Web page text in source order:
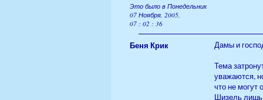
Это было в Понедельник
07 Ноября, 2005,
07 : 02 : 36
Беня Крик
Дамы и
Тема
уважаются,
что не могут
Шизель лишь